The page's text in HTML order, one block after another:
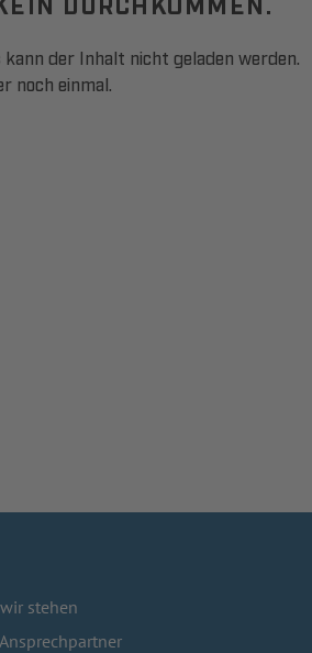
der Inhalt nicht geladen werden.
noch einmal.
stehen